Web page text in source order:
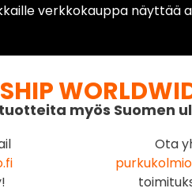
verkkokauppa näyttää
myös Suomen
Ota